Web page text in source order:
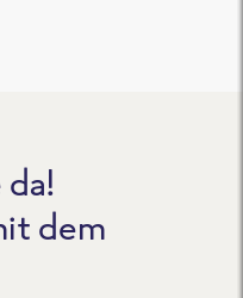
dem